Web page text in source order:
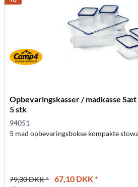
Opbevaringskasser / madkasse
5 stk
94051
5 mad opbevaringsbokse kompakte
79,30 DKK * 67,10 DKK *